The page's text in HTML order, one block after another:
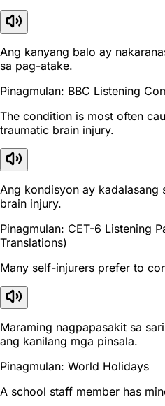
Ang kanyang balo ay
sa pag-atake.
Pinagmulan: BBC Listening
The condition is most often
traumatic brain injury.
Ang kondisyon ay kadalasang
brain injury.
Pinagmulan: CET-6 Listening
Translations)
Many self-injurers prefer to
Maraming nagpapasakit sa
ang kanilang mga pinsala.
Pinagmulan: World Holidays
A school staff member has